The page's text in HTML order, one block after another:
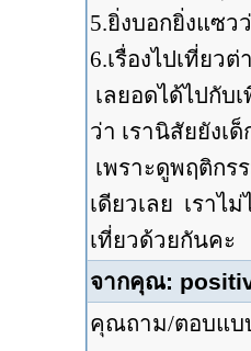
5.ยิ่งบอกยิ่งแซ
6.เรื่องไปเที่ยว
เลยอดได้ไปกับ
ว่า เรานิสัยยังเ
เพราะดูพฤติกร
เดียวเลย เราไ
เที่ยวด้วยกันคะ
จากคุณ:
คุณถาม/ตอบแบ